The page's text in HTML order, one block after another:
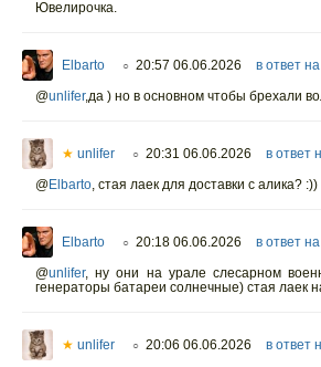
Ювелирочка.
Elbarto ○ 20:57 06.06.2026 в ответ на
@unlifer,да ) но в основном чтобы брехали
★ unlifer ○ 20:31 06.06.2026 в ответ
@Elbarto, стая лаек для доставки с алика? :))
Elbarto ○ 20:18 06.06.2026 в ответ на
@unlifer, ну они на урале слесарном
генераторы батареи солнечные) стая лаек
★ unlifer ○ 20:06 06.06.2026 в ответ